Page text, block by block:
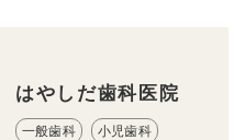
はやしだ歯科医院
一般歯科 小児歯科